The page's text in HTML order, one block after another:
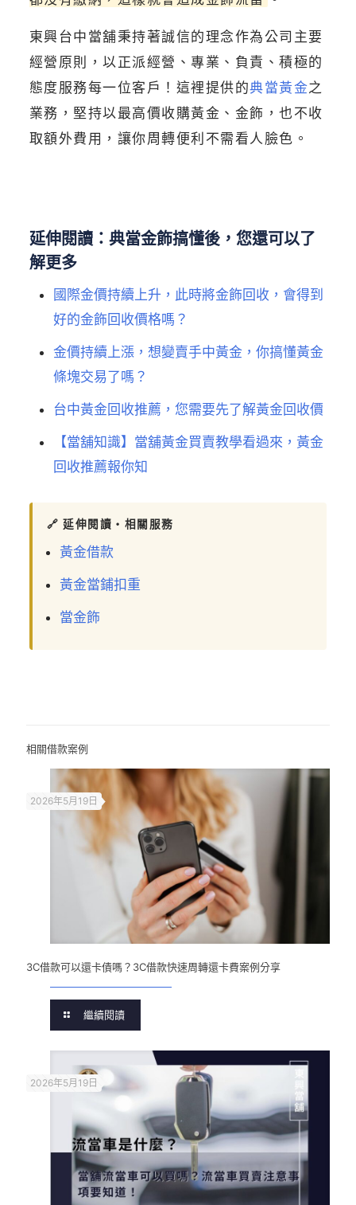
東興台中當舖秉持著誠信的理念作為公司主要
經營原則，以正派經營、專業、負責、積極的
態度服務每一位客戶！這裡提供的典當黃金之
業務，堅持以最高價收購黃金、金飾，也不收
取額外費用，讓你周轉便利不需看人臉色。
延伸閱讀：典當金飾搞懂後，您還可以了
解更多
國際金價持續上升，此時將金飾回收，會得到
好的金飾回收價格嗎？
金價持續上漲，想變賣手中黃金，你搞懂黃金
條塊交易了嗎？
台中黃金回收推薦，您需要先了解黃金回收價
【當舖知識】當舖黃金買賣教學看過來，黃金
回收推薦報你知
🔗 延伸閱讀・相關服務
黃金借款
黃金當鋪扣重
當金飾
相關借款案例
2026年5月19日
3C借款可以還卡債嗎？3C借款快速周轉還卡費案例分享
繼續閱讀
2026年5月19日